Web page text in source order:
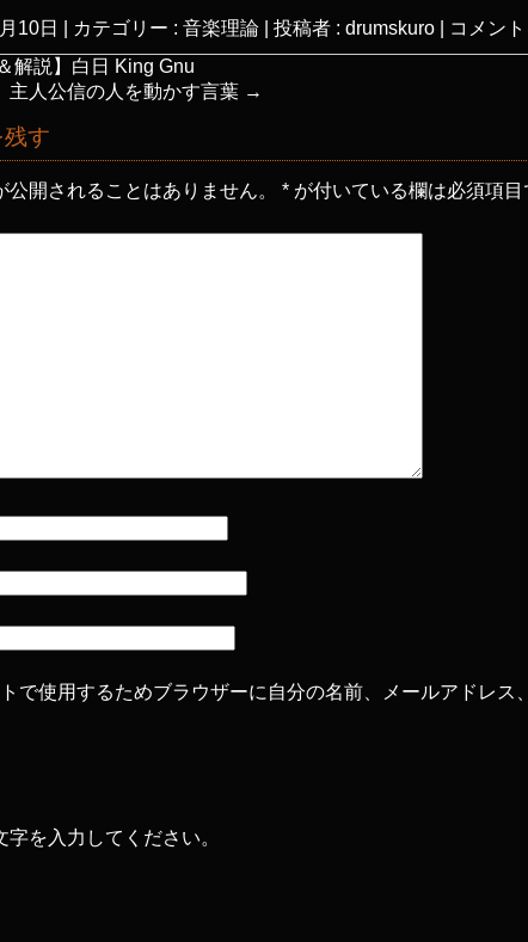
10日 カテゴリー : 音楽理論 投稿者 : drumskuro
コメン
解説】白日 King Gnu
主人公信の人を動かす言葉 →
残す
公開されることはありません。 * が付いている欄は必須項目
で使用するためブラウザーに自分の名前、メールアドレス
字を入力してください。